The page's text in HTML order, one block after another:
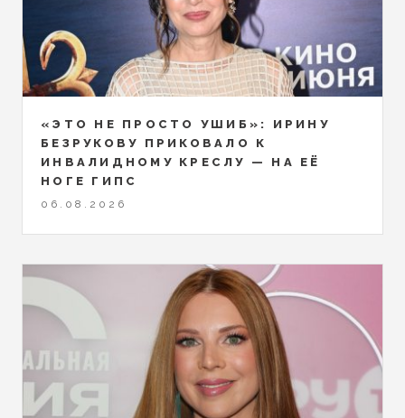
«ЭТО НЕ ПРОСТО УШИБ»: ИРИНУ
БЕЗРУКОВУ ПРИКОВАЛО К
ИНВАЛИДНОМУ КРЕСЛУ — НА ЕЁ
НОГЕ ГИПС
06.08.2026